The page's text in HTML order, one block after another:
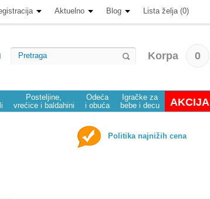
Aktuelno Blog Lista želja (0)
Korpa 0
Posteljine,
vrećice i baldahini
Odeća
i obuća
Igračke za
bebe i decu
AKCIJA
Politika najnižih cena